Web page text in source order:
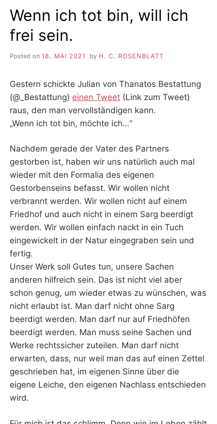
2023
Wenn ich tot bin, will ich
frei sein.
Posted on 18. MAI 2021 by H. C. ROSENBLATT
Gestern schickte Julian von Thanatos Bestattung
(@_Bestattung) einen Tweet (Link zum Tweet)
raus, den man vervollständigen kann.
„Wenn ich tot bin, möchte ich…“
Nachdem gerade der Vater des Partners
gestorben ist, haben wir uns natürlich auch mal
wieder mit den Formalia des eigenen
Gestorbenseins befasst. Wir wollen nicht
verbrannt werden. Wir wollen nicht auf einem
Friedhof und auch nicht in einem Sarg beerdigt
werden. Wir wollen einfach nackt in ein Tuch
eingewickelt in der Natur eingegraben sein und
fertig.
Unser Werk soll Gutes tun, unsere Sachen
anderen hilfreich sein. Das ist nicht viel aber
schon genug, um wieder etwas zu wünschen, was
nicht erlaubt ist. Man darf nicht ohne Sarg
beerdigt werden. Man darf nur auf Friedhöfen
beerdigt werden. Man muss seine Sachen und
Werke rechtssicher zuteilen. Man darf nicht
erwarten, dass, nur weil man das auf einen Zettel
geschrieben hat, im eigenen Sinne über die
eigene Leiche, den eigenen Nachlass entschieden
wird.